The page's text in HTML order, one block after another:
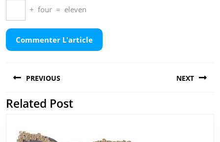
+ four = eleven
de
l’article
PREVIOUS
Previous
NEXT
Related Post